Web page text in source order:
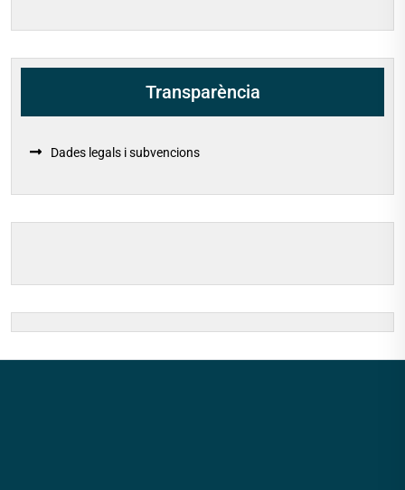
Transparència
Dades legals i subvencions